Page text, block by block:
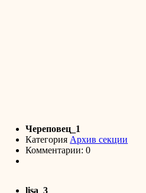
Череповец_1
Категория Архив секции
Комментарии: 0
lisa_3